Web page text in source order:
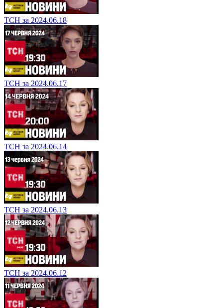
ТСН за 2024.06.18
ТСН за 2024.06.17
ТСН за 2024.06.14
ТСН за 2024.06.13
ТСН за 2024.06.12